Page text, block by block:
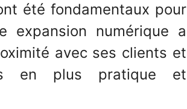
été fondamentaux pour
expansion numérique a
avec ses clients et
en plus pratique et